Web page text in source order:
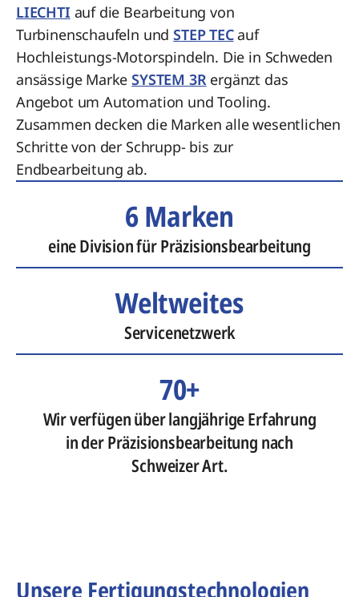
LIECHTI auf die Bearbeitung von
Turbinenschaufeln undSTEP TECauf
Hochleistungs-Motorspindeln. Die in Schweden
ansässige MarkeSYSTEM 3Rergänzt das
Angebot um Automation und Tooling.
Zusammen decken die Marken alle wesentlichen
Schritte von der Schrupp- bis zur
Endbearbeitung ab.
6 Marken
eine Division für Präzisionsbearbeitung
Weltweites
Servicenetzwerk
70+
Wir verfügen über langjährige Erfahrung
in der Präzisionsbearbeitung nach
Schweizer Art.
Unsere Fertigungstechnologien